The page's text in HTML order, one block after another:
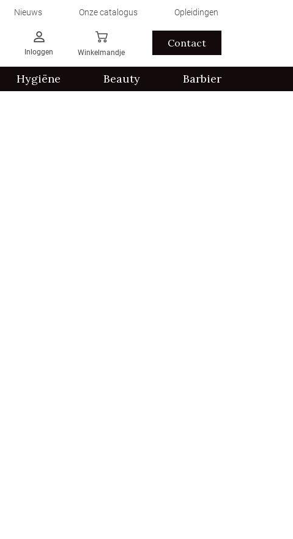
Nieuws Onze catalogus Opleidingen
Inloggen Winkelmandje
Contact
Hygiëne Beauty Barbier